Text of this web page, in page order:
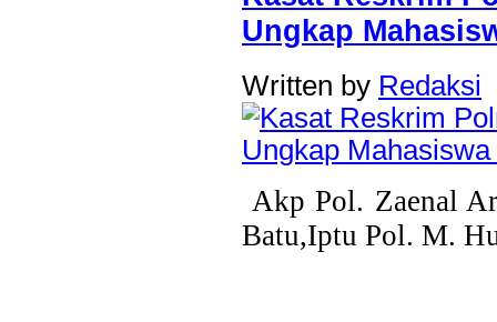
Ungkap
Written by Redaksi
Akp Pol. Zaenal
Batu,Iptu Pol. M.